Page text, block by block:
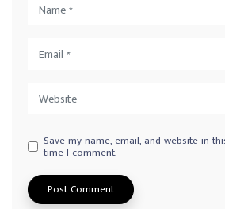
Save my name, email, and website in
time I comment.